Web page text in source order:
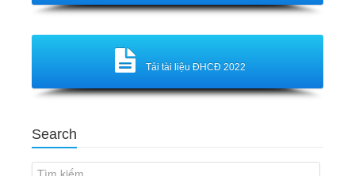
Tải tài liệu ĐHCĐ 2022
Search